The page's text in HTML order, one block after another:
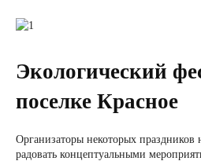
Экологический
поселке Красное
Организаторы некоторых праздников
радовать концептуальными